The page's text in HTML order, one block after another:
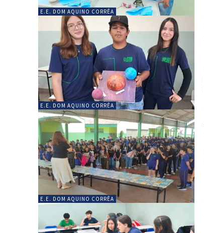
E.E. DOM AQUINO CORRÊA
E.E. DOM AQUINO CORRÊA
E.E. DOM AQUINO CORRÊA